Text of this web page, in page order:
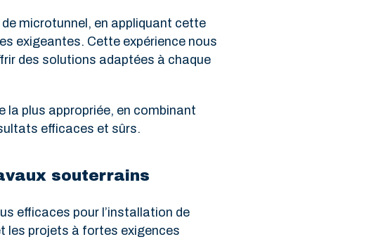
microtunnel, en appliquant cette
exigeantes. Cette expérience nous
des solutions adaptées à chaque
la plus appropriée, en combinant
efficaces et sûrs.
souterrains
efficaces pour l’installation de
les projets à fortes exigences